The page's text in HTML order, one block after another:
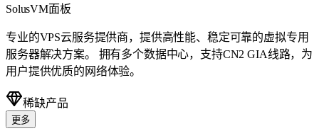
SolusVM面板
专业的VPS云服务提供商，提供高性能、稳定可靠的虚拟专用
服务器解决方案。 拥有多个数据中心，支持CN2 GIA线路，为
用户提供优质的网络体验。
稀缺产品
更多